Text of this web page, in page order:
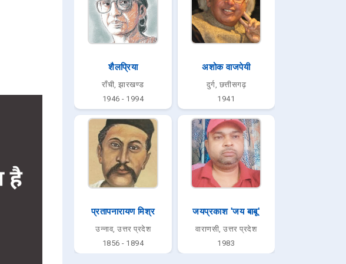
शैलप्रिया
राँची, झारखण्ड
1946 - 1994
अशोक वाजपेयी
दुर्ग, छत्तीसगढ़
1941
प्रतापनारायण मिश्र
उन्नाव, उत्तर प्रदेश
1856 - 1894
जयप्रकाश 'जय बाबू'
वाराणसी, उत्तर प्रदेश
1983